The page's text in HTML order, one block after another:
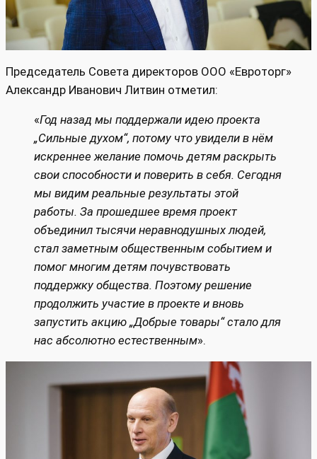
Председатель Совета директоров ООО «Евроторг»
Александр Иванович Литвин отметил:
«Год назад мы поддержали идею проекта
„Сильные духом“, потому что увидели в нём
искреннее желание помочь детям раскрыть
свои способности и поверить в себя. Сегодня
мы видим реальные результаты этой
работы. За прошедшее время проект
объединил тысячи неравнодушных людей,
стал заметным общественным событием и
помог многим детям почувствовать
поддержку общества. Поэтому решение
продолжить участие в проекте и вновь
запустить акцию „Добрые товары“ стало для
нас абсолютно естественным».